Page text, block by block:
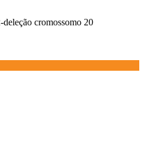
cromossomo 20